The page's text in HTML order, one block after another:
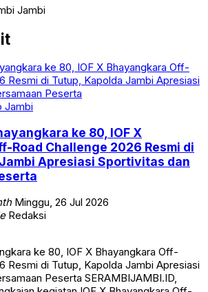
Jambi
Jambi
ke 80, IOF X
Road Challenge 2026 Resmi di
Apresiasi Sportivitas dan
Minggu, 26 Jul 2026
Redaksi
ke 80, IOF X Bhayangkara Off-
Resmi di Tutup, Kapolda Jambi Apresiasi
Peserta SERAMBIJAMBI.ID,